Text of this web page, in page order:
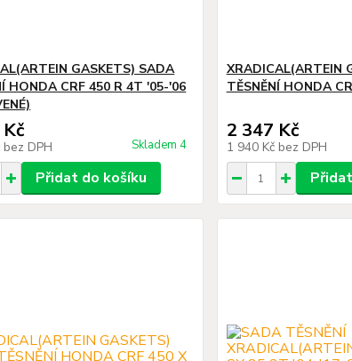
GASKETS) SADA
HONDA CRF 450 R 4T '05-'06
bez DPH Skladem 4
Přidat do košíku
XRADICAL(ARTEIN
TĚSNĚNÍ HONDA
2 347 Kč
1 940 Kč bez DPH